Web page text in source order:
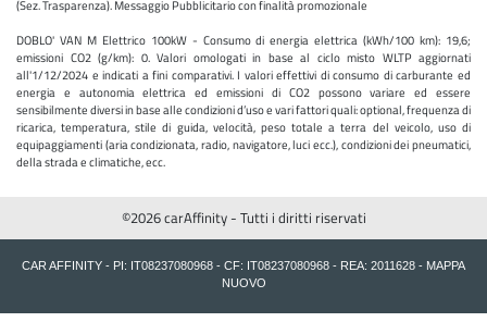
(Sez. Trasparenza). Messaggio Pubblicitario con finalità promozionale
DOBLO' VAN M Elettrico 100kW - Consumo di energia elettrica (kWh/100 km): 19,6;
emissioni CO2 (g/km): 0. Valori omologati in base al ciclo misto WLTP aggiornati
all'1/12/2024 e indicati a fini comparativi. I valori effettivi di consumo di carburante ed
energia e autonomia elettrica ed emissioni di CO2 possono variare ed essere
sensibilmente diversi in base alle condizioni d’uso e vari fattori quali: optional, frequenza di
ricarica, temperatura, stile di guida, velocità, peso totale a terra del veicolo, uso di
equipaggiamenti (aria condizionata, radio, navigatore, luci ecc.), condizioni dei pneumatici,
della strada e climatiche, ecc.
©2026 carAffinity - Tutti i diritti riservati
CAR AFFINITY - PI: IT08237080968 - CF: IT08237080968 - REA: 2011628 - MAPPA
NUOVO